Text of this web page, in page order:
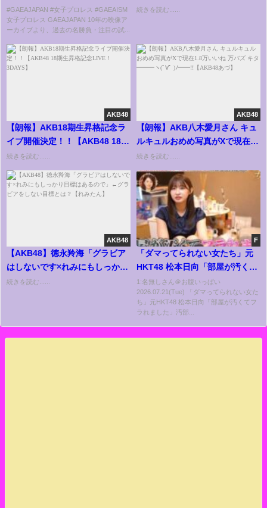
帰ってきた！ 2001年10月21日＠
東京・後楽園ホール
#GAEAJAPAN #女子プロレス #GAEAISM
女子プロレス GAEAJAPAN 10年の映像ア
ーカイブより、過去の名勝負・注目の試...
東京都出身 16歳
続きを読む......
AKB48
【朗報】AKB18期生昇格記念ラ
イブ開催決定！！【AKB48 18期
生昇格記念LIVE！3DAYS】
続きを読む......
AKB48
【朗報】AKB八木愛月さん キュ
ルキュルおめめ写真がXで現在
1.8万いいね 万バズ キタ
あづ】
続きを読む......
AKB48
【AKB48】徳永羚海「グラビア
はしないです×れみにもしっかり
目標はあるので」←グラビアを
続きを読む......
F
「ダマってられない女たち」元
HKT48 松本日向「部屋が汚くて
フラれました」汚部屋女子とキ
レイ好き男子、3日間の同棲生活
🏠｜毎週金曜夜10時から
1:名無しさん＠お腹いっぱい
2026.07.21(Tue) 「ダマってられない女た
ち」元HKT48 松本日向「部屋が汚くてフ
ラれました」汚部...